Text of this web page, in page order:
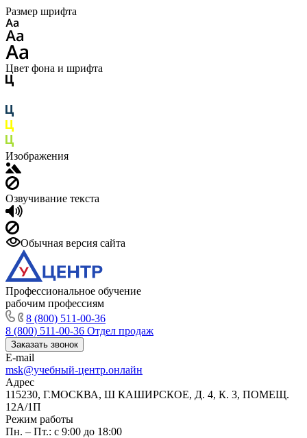
Размер шрифта
Цвет фона и шрифта
Изображения
Озвучивание текста
Обычная версия сайта
Профессиональное обучение
рабочим профессиям
8 (800) 511-00-36
8 (800) 511-00-36 Отдел продаж
Заказать звонок
E-mail
msk@учебный-центр.онлайн
Адрес
115230, Г.МОСКВА, Ш КАШИРСКОЕ, Д. 4, К. 3, ПОМЕЩ.
12А/1П
Режим работы
Пн. – Пт.: с 9:00 до 18:00